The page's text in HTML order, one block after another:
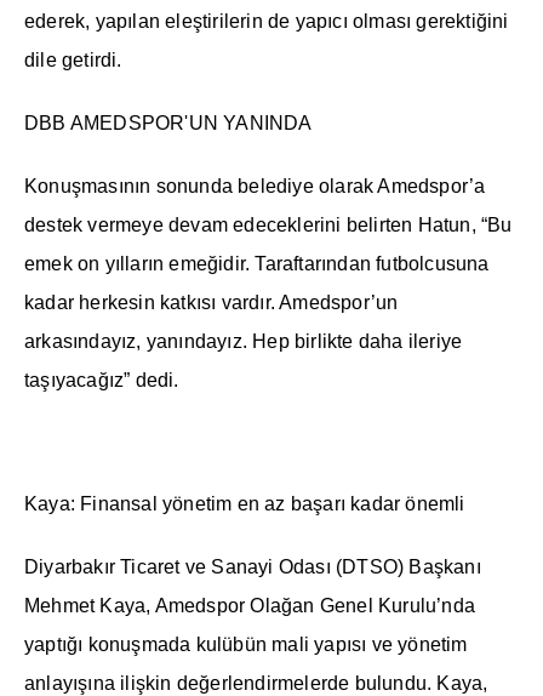
ederek, yapılan eleştirilerin de yapıcı olması gerektiğini
dile getirdi.
DBB AMEDSPOR'UN YANINDA
Konuşmasının sonunda belediye olarak Amedspor’a
destek vermeye devam edeceklerini belirten Hatun, “Bu
emek on yılların emeğidir. Taraftarından futbolcusuna
kadar herkesin katkısı vardır. Amedspor’un
arkasındayız, yanındayız. Hep birlikte daha ileriye
taşıyacağız” dedi.
Kaya: Finansal yönetim en az başarı kadar önemli
Diyarbakır Ticaret ve Sanayi Odası (DTSO) Başkanı
Mehmet Kaya, Amedspor Olağan Genel Kurulu’nda
yaptığı konuşmada kulübün mali yapısı ve yönetim
anlayışına ilişkin değerlendirmelerde bulundu. Kaya,